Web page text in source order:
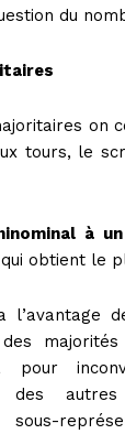
du
on
tours, le
à
obtient le
l’avantage
pour
des